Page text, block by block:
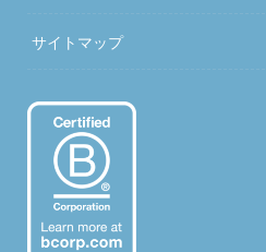
サイトマップ